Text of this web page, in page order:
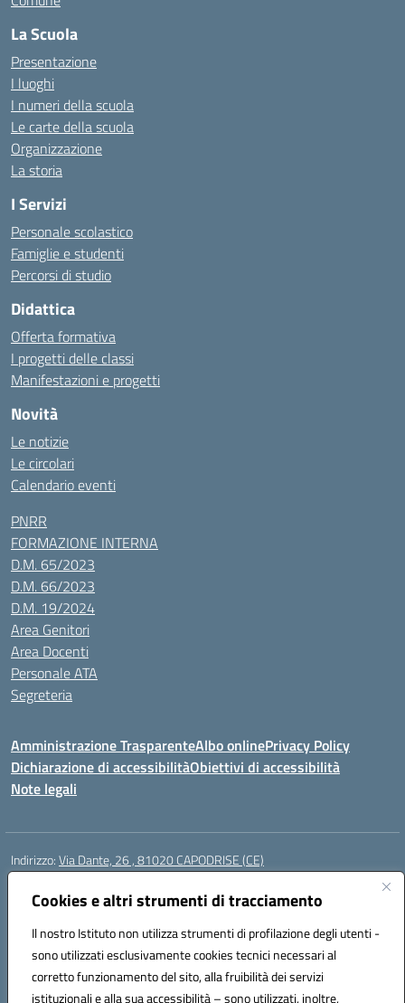
Cookies e altri strumenti di tracciamento
Il nostro Istituto non utilizza strumenti di profilazione degli utenti -
sono utilizzati esclusivamente cookies tecnici necessari al
corretto funzionamento del sito, alla fruibilità dei servizi
istituzionali e alla sua accessibilità – sono utilizzati, inoltre,
La Scuola
Presentazione
I luoghi
I numeri della scuola
Le carte della scuola
Organizzazione
La storia
I Servizi
Personale scolastico
Famiglie e studenti
Percorsi di studio
Didattica
Offerta formativa
I progetti delle classi
Manifestazioni e progetti
Novità
Le notizie
Le circolari
Calendario eventi
PNRR
FORMAZIONE INTERNA
D.M. 65/2023
D.M. 66/2023
D.M. 19/2024
Area Genitori
Area Docenti
Personale ATA
Segreteria
Amministrazione TrasparenteAlbo onlinePrivacy Policy
Dichiarazione di accessibilitàObiettivi di accessibilità
Note legali
Indirizzo:Via Dante, 26 , 81020 CAPODRISE (CE)
Centralino:
Posta elettronica certificata (PEC):CEIC83000V@pec.istruzione.it
Codice fiscale: 80103200616
Codice meccanografico:CEIC83000V
Codice Indice delle Pubbliche Amministrazioni (IPA): istsc_ceic83000v
Codice unico di fatturazione (CUF): UFO76N